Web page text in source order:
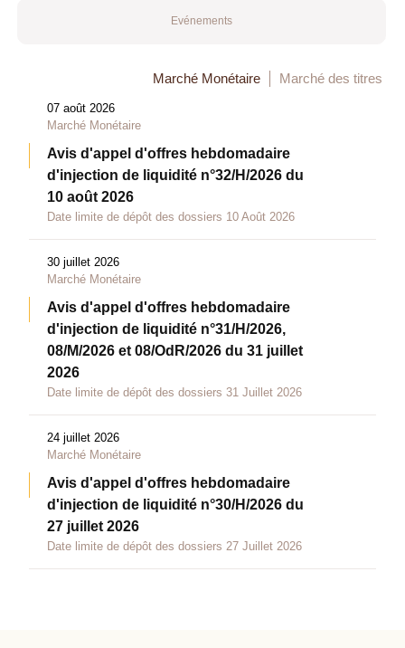
Evénements
Marché Monétaire Marché des titres
07 août 2026
Marché Monétaire
Avis d'appel d'offres hebdomadaire
d'injection de liquidité n°32/H/2026 du
10 août 2026
Date limite de dépôt des dossiers 10 Août 2026
30 juillet 2026
Marché Monétaire
Avis d'appel d'offres hebdomadaire
d'injection de liquidité n°31/H/2026,
08/M/2026 et 08/OdR/2026 du 31 juillet
2026
Date limite de dépôt des dossiers 31 Juillet 2026
24 juillet 2026
Marché Monétaire
Avis d'appel d'offres hebdomadaire
d'injection de liquidité n°30/H/2026 du
27 juillet 2026
Date limite de dépôt des dossiers 27 Juillet 2026